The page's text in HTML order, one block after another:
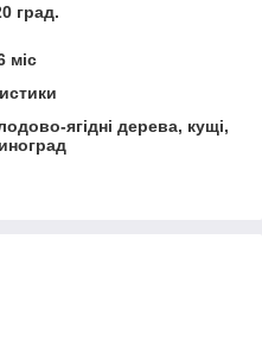
град.
міс
ягідні дерева, кущі,